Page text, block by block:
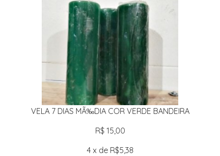
VELA 7 DIAS MÃ‰DIA COR VERDE BANDEIRA
R$ 15,00
4 x de R$5,38